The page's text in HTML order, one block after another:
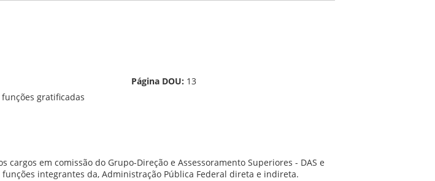
Página DOU: 13
gratificadas
em comissão do Grupo-Direção e Assessoramento Superiores - DAS e
funções integrantes da, Administração Pública Federal direta e indireta.